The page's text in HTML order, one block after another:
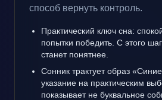
способ вернуть контроль.
Практический ключ сна:
попытки победить. С этого
станет понятнее.
Сонник трактует образ
указание на практическим
показывает не буквальное